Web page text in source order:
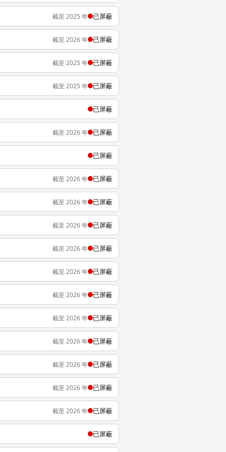
截至 2025 年 已屏蔽
截至 2026 年 已屏蔽
截至 2025 年 已屏蔽
截至 2025 年 已屏蔽
已屏蔽
截至 2026 年 已屏蔽
已屏蔽
截至 2026 年 已屏蔽
截至 2026 年 已屏蔽
截至 2026 年 已屏蔽
截至 2026 年 已屏蔽
截至 2026 年 已屏蔽
截至 2026 年 已屏蔽
截至 2026 年 已屏蔽
截至 2026 年 已屏蔽
截至 2026 年 已屏蔽
截至 2026 年 已屏蔽
截至 2026 年 已屏蔽
已屏蔽